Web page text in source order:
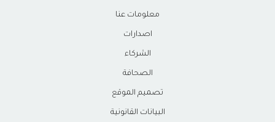
معلومات عنا
اصدارات
الشركاء
الصحافة
تصميم الموقع
البيانات القانونية